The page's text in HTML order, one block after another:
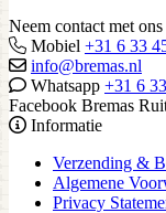
Neem contact met
Mobiel +31 6 33
info@bremas.nl
Whatsapp +31 6
Facebook Bremas
Informatie
Verzending &
Algemene
Privacy